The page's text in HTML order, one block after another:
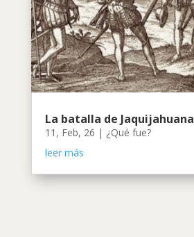
La batalla de Jaquijahuana
11, Feb, 26 | ¿Qué fue?
leer más